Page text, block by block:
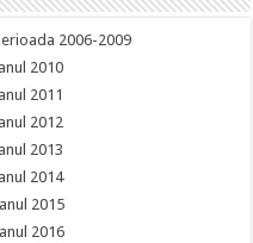
2006-2009
2010
2011
2012
2013
2014
2015
2016